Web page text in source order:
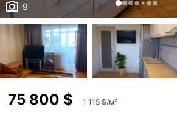
9
75 800 $ 1 115 $/м²